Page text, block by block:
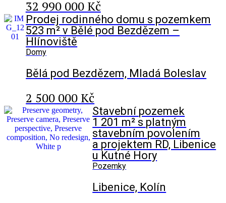
32 990 000 Kč
Prodej rodinného domu s pozemkem
523 m² v Bělé pod Bezdězem –
Hlínoviště
Domy
Bělá pod Bezdězem, Mladá Boleslav
2 500 000 Kč
Stavební pozemek
1 201 m² s platným
stavebním povolením
a projektem RD, Libenice
u Kutné Hory
Pozemky
Libenice, Kolín